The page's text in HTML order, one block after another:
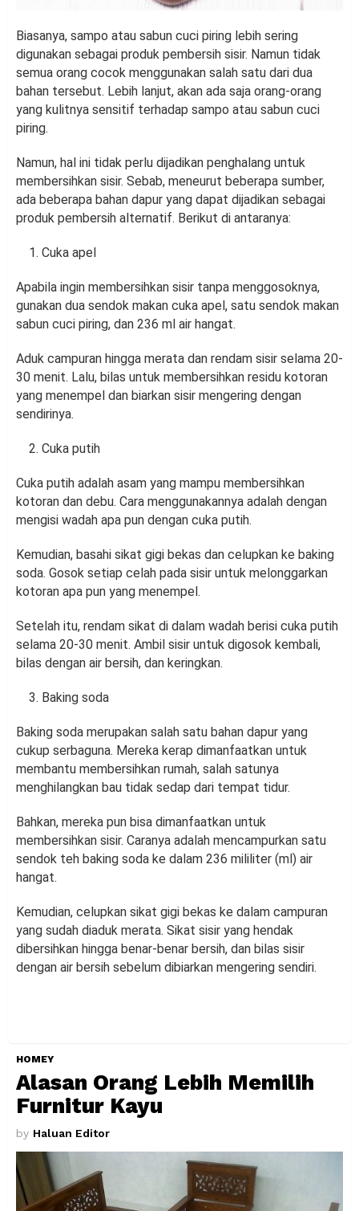
Biasanya, sampo atau sabun cuci piring lebih sering
digunakan sebagai produk pembersih sisir. Namun tidak
semua orang cocok menggunakan salah satu dari dua
bahan tersebut. Lebih lanjut, akan ada saja orang-orang
yang kulitnya sensitif terhadap sampo atau sabun cuci
piring.
Namun, hal ini tidak perlu dijadikan penghalang untuk
membersihkan sisir. Sebab, meneurut beberapa sumber,
ada beberapa bahan dapur yang dapat dijadikan sebagai
produk pembersih alternatif. Berikut di antaranya:
Cuka apel
Apabila ingin membersihkan sisir tanpa menggosoknya,
gunakan dua sendok makan cuka apel, satu sendok makan
sabun cuci piring, dan 236 ml air hangat.
Aduk campuran hingga merata dan rendam sisir selama 20-
30 menit. Lalu, bilas untuk membersihkan residu kotoran
yang menempel dan biarkan sisir mengering dengan
sendirinya.
Cuka putih
Cuka putih adalah asam yang mampu membersihkan
kotoran dan debu. Cara menggunakannya adalah dengan
mengisi wadah apa pun dengan cuka putih.
Kemudian, basahi sikat gigi bekas dan celupkan ke baking
soda. Gosok setiap celah pada sisir untuk melonggarkan
kotoran apa pun yang menempel.
Setelah itu, rendam sikat di dalam wadah berisi cuka putih
selama 20-30 menit. Ambil sisir untuk digosok kembali,
bilas dengan air bersih, dan keringkan.
Baking soda
Baking soda merupakan salah satu bahan dapur yang
cukup serbaguna. Mereka kerap dimanfaatkan untuk
membantu membersihkan rumah, salah satunya
menghilangkan bau tidak sedap dari tempat tidur.
Bahkan, mereka pun bisa dimanfaatkan untuk
membersihkan sisir. Caranya adalah mencampurkan satu
sendok teh baking soda ke dalam 236 mililiter (ml) air
hangat.
Kemudian, celupkan sikat gigi bekas ke dalam campuran
yang sudah diaduk merata. Sikat sisir yang hendak
dibersihkan hingga benar-benar bersih, dan bilas sisir
dengan air bersih sebelum dibiarkan mengering sendiri.
HOMEY
Alasan Orang Lebih Memilih
Furnitur Kayu
by Haluan Editor